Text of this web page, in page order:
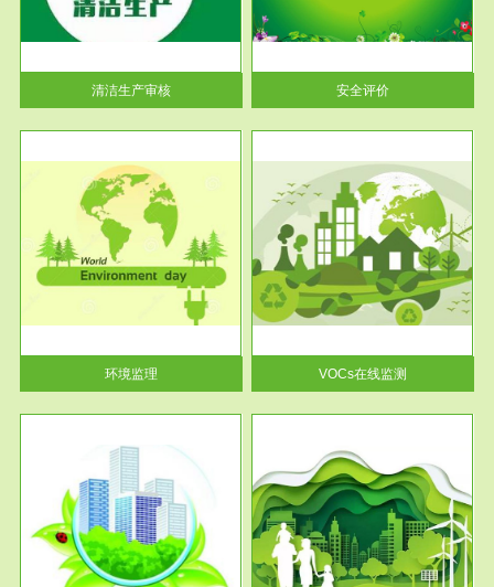
清洁生产审核
安全评价安全评价目的是查找、
分析和预测工程、系统、生产经
营活...
安全评价
环境监理
服务范围
VOCs在线监测
根据《重点区域大气污染防
治“十二五”规划》有机废气净化
率达...
VOCs在线监测
服务范围
政府/园区级VOCs综合管控服务
根据《石化行业挥发性有机物综